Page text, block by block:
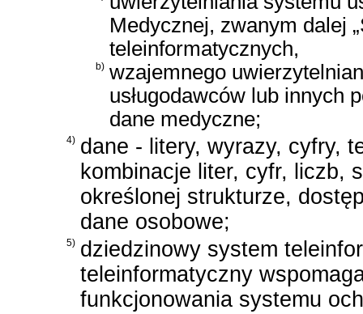
Medycznej, zwanym dalej
teleinformatycznych,
b) wzajemnego
usługodawców lub innych
dane medyczne;
4) dane - litery, wyrazy, cyfry,
kombinacje liter, cyfr, liczb,
określonej strukturze,
dane osobowe;
5) dziedzinowy system
teleinformatyczny
funkcjonowania systemu